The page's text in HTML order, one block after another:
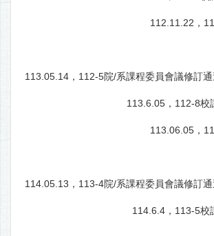
112.11.22，
113.05.14，112-5院/系課程委員會議修訂通
113.6.05，112-8校
113.06.05，
114.05.13，113-4院/系課程委員會議修訂通
114.6.4，113-5校